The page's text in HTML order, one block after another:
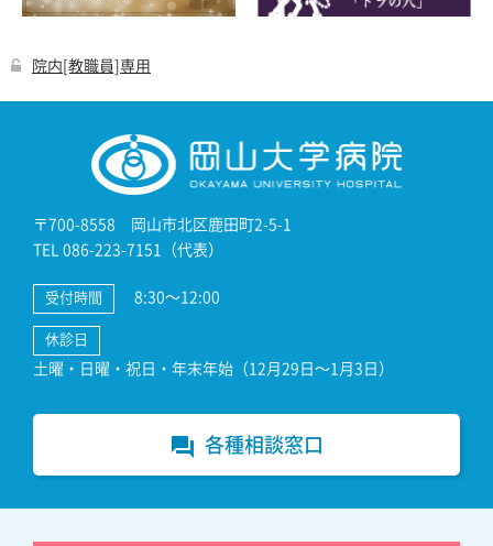
院内[教職員]専用
〒700-8558 岡山市北区鹿田町2-5-1
TEL 086-223-7151（代表）
受付時間 8:30～12:00
休診日
土曜・日曜・祝日・年末年始（12月29日～1月3日）
forum 各種相談窓口